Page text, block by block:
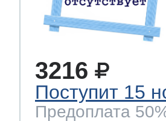
3216
Поступит 15
Предоплата